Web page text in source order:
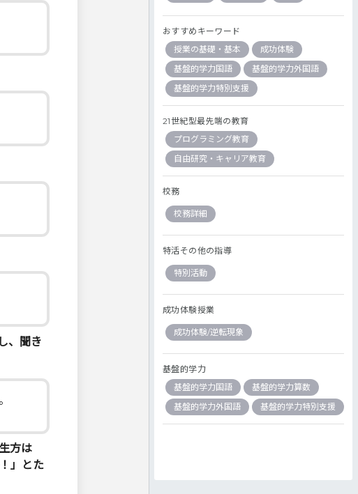
、聞き
方は
」とた
おすすめキーワード
授業の基礎・基本
成功体験
基盤的学力国語
基盤的学力外国語
基盤的学力特別支援
21世紀型最先端の教育
プログラミング教育
自由研究・キャリア教育
校務
校務詳細
特活その他の指導
特別活動
成功体験授業
成功体験/逆転現象
基盤的学力
基盤的学力国語
基盤的学力算数
基盤的学力外国語
基盤的学力特別支援